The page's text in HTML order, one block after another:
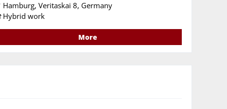
Hamburg, Veritaskai 8, Germany
Hybrid work
More